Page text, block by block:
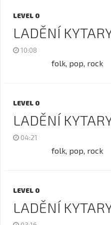
LEVEL 0
LADĚNÍ
10:08
folk, pop, rock
LEVEL 0
LADĚNÍ
04:21
folk, pop, rock
LEVEL 0
LADĚNÍ